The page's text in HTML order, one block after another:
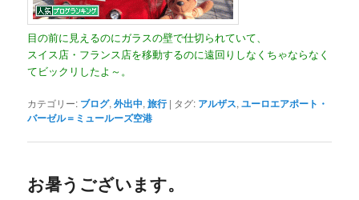
目の前に見えるのにガラスの壁で仕切られていて、
スイス店・フランス店を移動するのに遠回りしなくちゃならなく
てビックリしたよ～。
カテゴリー: ブログ,外出中,旅行 | タグ: アルザス,ユーロエアポート・
バーゼル＝ミュールーズ空港
お暑うございます。